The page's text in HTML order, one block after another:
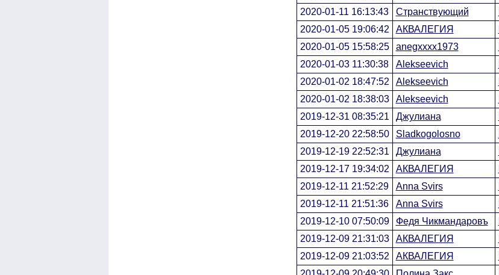
2020-01-11 16:13:43
Странствующий
2020-01-05 19:06:42
АКВАЛЕГИЯ
2020-01-05 15:58:25
anegxxxx1973
2020-01-03 11:30:38
Alekseevich
2020-01-02 18:47:52
Alekseevich
2020-01-02 18:38:03
Alekseevich
2019-12-31 08:35:21
Джулиана
2019-12-20 22:58:50
Sladkogolosno
2019-12-19 22:52:31
Джулиана
2019-12-17 19:34:02
АКВАЛЕГИЯ
2019-12-11 21:52:29
Anna Svirs
2019-12-11 21:51:36
Anna Svirs
2019-12-10 07:50:09
Федя Чикмандаровъ
2019-12-09 21:31:03
АКВАЛЕГИЯ
2019-12-09 21:03:52
АКВАЛЕГИЯ